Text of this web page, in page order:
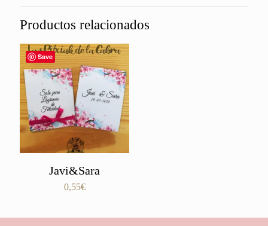
Productos relacionados
Save
Javi&Sara
0,55€